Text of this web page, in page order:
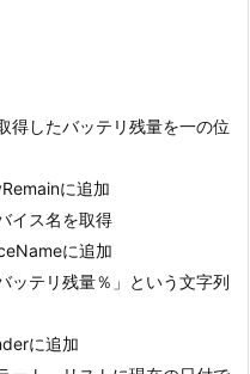
得したバッテリ残量を一の位
に追加
イス名を取得
に追加
ッテリ残量％」という文字列
に追加